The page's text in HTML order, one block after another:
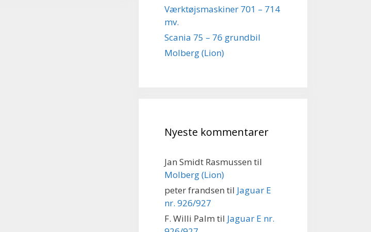
Værktøjsmaskiner 701 – 714
mv.
Scania 75 – 76 grundbil
Molberg (Lion)
Nyeste kommentarer
Jan Smidt Rasmussen til
Molberg (Lion)
peter frandsen til Jaguar E
nr. 926/927
F. Willi Palm til Jaguar E nr.